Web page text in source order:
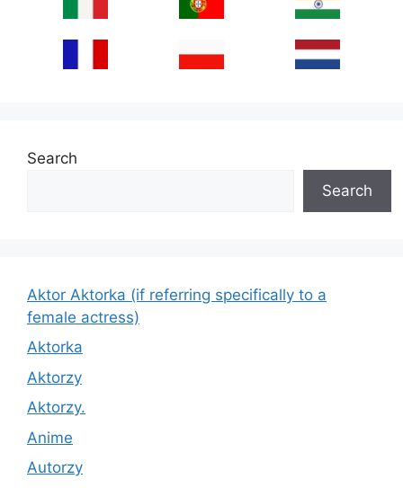
Search
Search
Aktor Aktorka (if referring specifically to a
female actress)
Aktorka
Aktorzy
Aktorzy.
Anime
Autorzy